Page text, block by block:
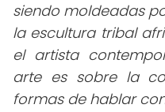
siendo moldeadas
la escultura tribal
el artista
arte es sobre la
formas de hablar